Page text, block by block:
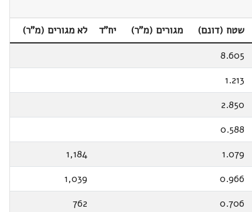
שטח (דונם) מגורים (מ"ר) יח"ד
לא מגורים (מ"ר)
8.605
1.213
2.850
0.588
1.079
1,184
0.966
1,039
0.706
762